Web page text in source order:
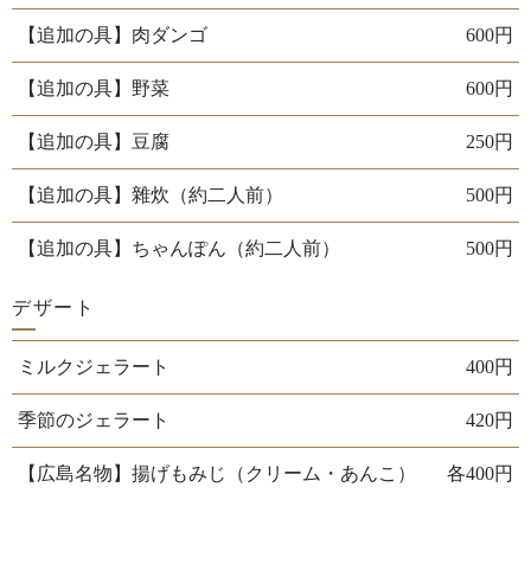
【追加の具】肉ダンゴ 600円
【追加の具】野菜 600円
【追加の具】豆腐 250円
【追加の具】雜炊（約二人前） 500円
【追加の具】ちゃんぽん（約二人前） 500円
デザート
ミルクジェラート 400円
季節のジェラート 420円
【広島名物】揚げもみじ（クリーム・あんこ） 各400円